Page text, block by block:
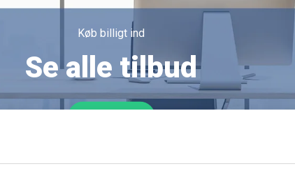
Køb billigt ind
Se alle tilbud